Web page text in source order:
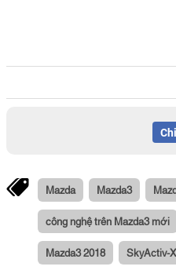
Mazda Mazda3
công nghệ trên Mazda3 mới
Mazda3 2018 SkyActiv-X